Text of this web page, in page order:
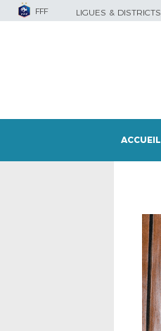
FFF LIGUES & DISTRICTS
ACCUEIL